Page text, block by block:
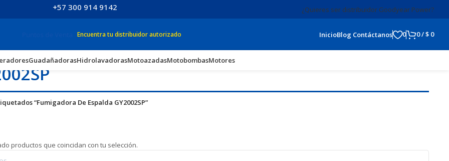
+57 300 914 9142 ¿Quieres ser distribuidor Goodyear Power?
Encuentra tu distribuidor autorizado InicioBlog Contáctanos 0 0/$ 0
GuadañadorasHidrolavadorasMotoazadasMotobombasMotores
“Fumigadora De Espalda GY2002SP”
productos que coincidan con tu selección.